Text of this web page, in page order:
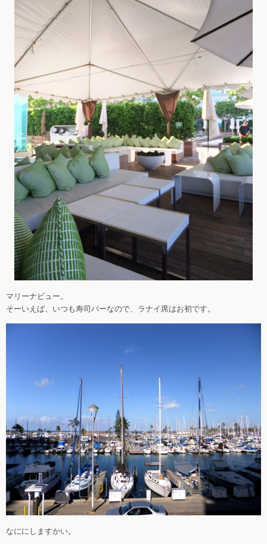
マリーナビュー。
そーいえば、いつも寿司バーなので、ラナイ席はお初です。
なににしますかい。